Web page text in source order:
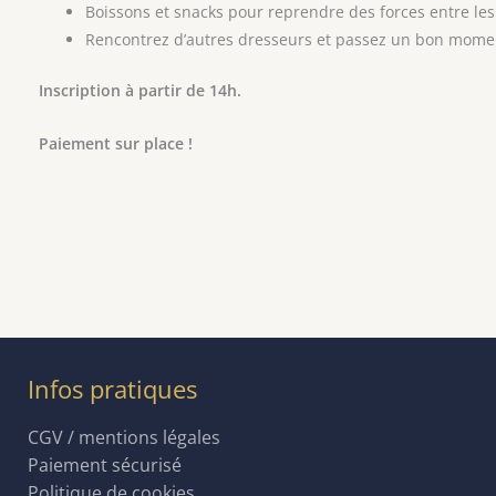
Boissons et snacks pour reprendre des forces entre
Rencontrez d’autres dresseurs et passez un bon
Inscription à partir de 14h.
Paiement sur place !
Infos pratiques
CGV / mentions légales
Paiement sécurisé